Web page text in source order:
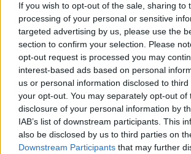
If you wish to opt-out of the sale, sharing to
processing of your personal or sensitive
targeted advertising by us, please use the
section to confirm your selection. Please
opt-out request is processed you may
interest-based ads based on personal
us or personal information disclosed to
your opt-out. You may separately opt-out of
disclosure of your personal information by
IAB’s list of downstream participants. This
also be disclosed by us to third parties on
Downstream Participants that may further
οικογενειακές τραπεζικές,
ή ασφαλιστικές
καθυστερήσει την
το αντίστοιχο ποσοστό
πληθυσμό της Αττικής
Tο 34% έχει
τραπεζικές, φορολογικές ή
ασφαλιστικές
καθυστέρηση,